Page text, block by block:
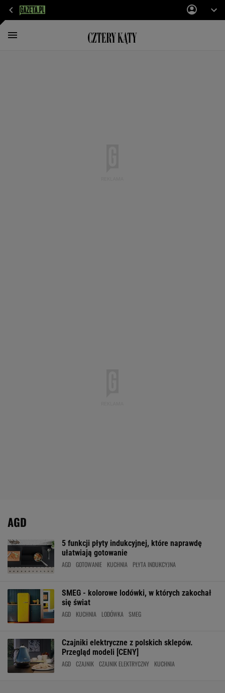
AGD
5 funkcji płyty indukcyjnej, które naprawdę
ułatwiają gotowanie
AGD GOTOWANIE KUCHNIA PŁYTA INDUKCYJNA
SMEG - kolorowe lodówki, w których zakochał
się świat
AGD KUCHNIA LODÓWKA SMEG
Czajniki elektryczne z polskich sklepów.
Przegląd modeli [CENY]
AGD CZAJNIK CZAJNIK ELEKTRYCZNY KUCHNIA